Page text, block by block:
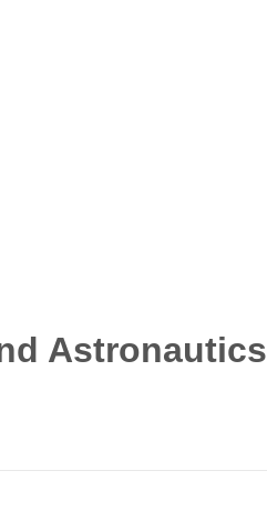
Astronautics